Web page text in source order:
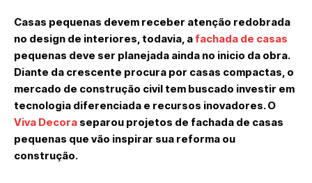
Casas pequenas devem receber atenção redobrada
no design de interiores, todavia, afachada de casas
pequenas deve ser planejada ainda no inicio da obra.
Diante da crescente procura por casas compactas, o
mercado de construção civil tem buscado investir em
tecnologia diferenciada e recursos inovadores. O
Viva Decora separou projetos de fachada de casas
pequenas que vão inspirar sua reforma ou
construção.